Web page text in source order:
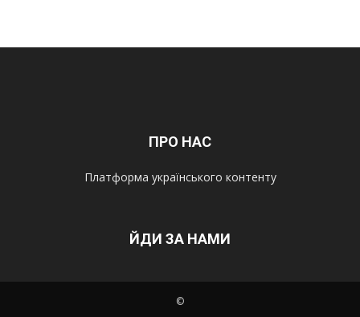
ПРО НАС
Платформа українського контенту
ЙДИ ЗА НАМИ
©